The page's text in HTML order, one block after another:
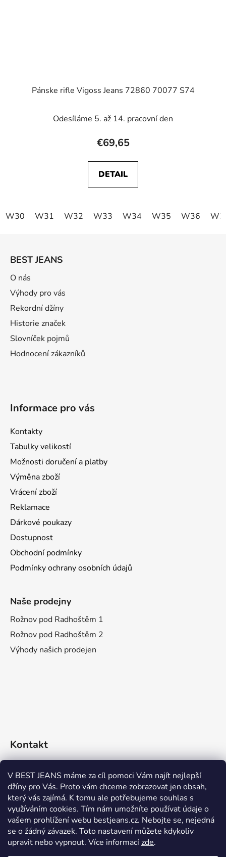
V BEST JEANS máme za cíl pomoci Vám najít nejlepší
džíny pro Vás. Proto vám chceme zobrazovat jen obsah,
který vás zajímá. K tomu ale potřebujeme souhlas s
využíváním cookies. Tím nám umožníte používat údaje o
vašem prohlížení webu bestjeans.cz. Nebojte se, nejedná
se o žádný závazek. Toto nastavení můžete kdykoliv
upravit nebo vypnout. Více informacízde.
Pánske rifle Vigoss Jeans 72860 70077 S74
Odesíláme 5. až 14. pracovní den
€69,65
DETAIL
W30 W31 W32 W33 W34 W35 W36
BEST JEANS
O nás
Výhody pro vás
Rekordní džíny
Historie značek
Slovníček pojmů
Hodnocení zákazníků
Informace pro vás
Kontakty
Tabulky velikostí
Možnosti doručení a platby
Výměna zboží
Vrácení zboží
Reklamace
Dárkové poukazy
Dostupnost
Obchodní podmínky
Podmínky ochrany osobních údajů
Naše prodejny
Rožnov pod Radhoštěm 1
Rožnov pod Radhoštěm 2
Výhody našich prodejen
Kontakt
eshop@bestjeans.cz
+420 771 200 468
+420 771 200 468